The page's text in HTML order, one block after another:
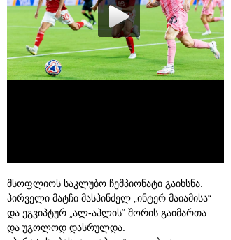
მსოფლიოს საკლუბო ჩემპიონატი გაიხსნა.
პირველი მატჩი მასპინძელ „ინტერ მაიამისა“
და ეგვიპტურ „ალ-აჰლის“ შორის გაიმართა
და უგოლოდ დასრულდა.